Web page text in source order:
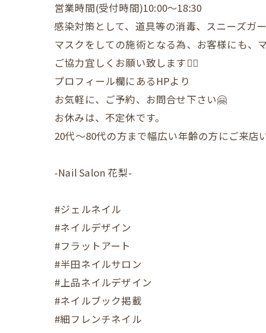
営業時間(受付時間)10:00〜18:30
感染対策として、道具等の消毒、スニーズガー
マスクをしての施術となる為、お客様にも、
ご協力宜しくお願い致します🙇‍♀️
プロフィール欄にあるHPより
お気軽に、ご予約、お問合せ下さい🤗
お休みは、不定休です。
20代〜80代の方まで幅広い年齢の方にご来店
-Nail Salon 花梨-
#ジェルネイル
#ネイルデザイン
#フラットアート
#半田ネイルサロン
#上品ネイルデザイン
#ネイルブック掲載
#細フレンチネイル